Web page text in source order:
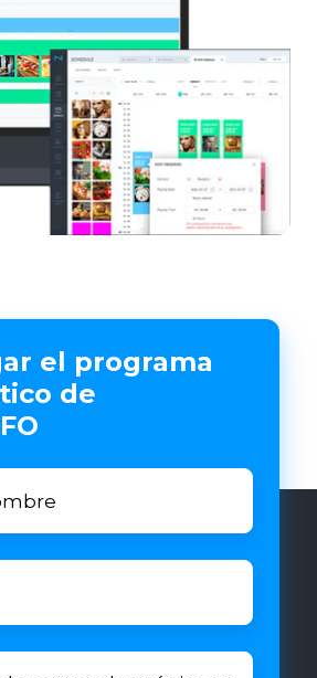
el programa
de